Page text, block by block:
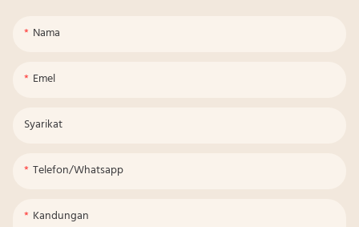
Nama
Emel
Syarikat
Telefon/whatsapp
Kandungan